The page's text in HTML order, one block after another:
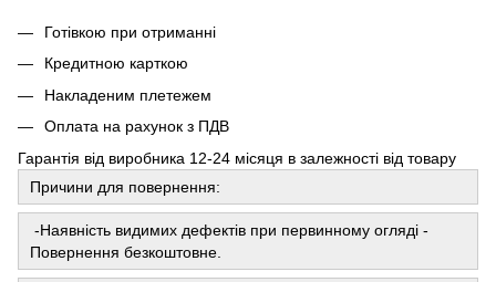
Готівкою при отриманні
Кредитною карткою
Накладеним плетежем
Оплата на рахунок з ПДВ
Гарантія від виробника 12-24 місяця в залежності від товару
Причини для повернення:
-Наявність видимих ​​дефектів при первинному огляді -
Повернення безкоштовне.